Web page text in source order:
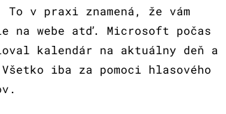
v praxi znamená, že vám
webe atď. Microsoft počas
kalendár na aktuálny deň a
iba za pomoci hlasového